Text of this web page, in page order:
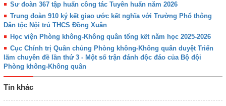
Sư đoàn 367 tập huấn công tác Tuyên huấn năm 2026
Trung đoàn 910 ký kết giao ước kết nghĩa với Trường Phổ thông
Dân tộc Nội trú THCS Đồng Xuân
Học viện Phòng không-Không quân tổng kết năm học 2025-2026
Cục Chính trị Quân chủng Phòng không-Không quân duyệt Triển
lãm chuyên đề lần thứ 3 - Một số trận đánh độc đáo của Bộ đội
Phòng không-Không quân
Tin khác